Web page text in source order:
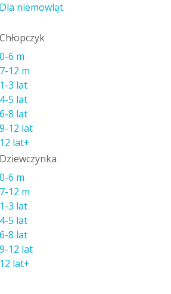
Dla niemowląt
Chłopczyk
0-6 m
7-12 m
1-3 lat
4-5 lat
6-8 lat
9-12 lat
12 lat+
Dziewczynka
0-6 m
7-12 m
1-3 lat
4-5 lat
6-8 lat
9-12 lat
12 lat+
TREFLIKÓW
edukacyjna, która poprzez zabawę
liczenia. Gra w prosty sposób
dodawania i odejmowania
zdolności matematyczne,
myślenie. Matematyka nigdy
układanek z działaniami
x 28,5 x 4 cm